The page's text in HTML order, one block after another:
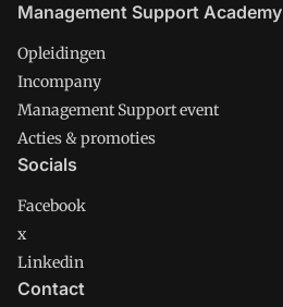
Management Support Academy
Opleidingen
Incompany
Management Support event
Acties & promoties
Socials
Facebook
x
Linkedin
Contact